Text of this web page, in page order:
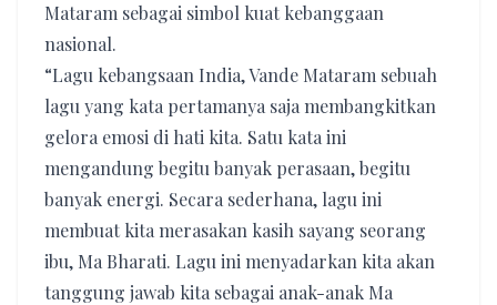
Mataram sebagai simbol kuat kebanggaan
nasional.
“Lagu kebangsaan India, Vande Mataram sebuah
lagu yang kata pertamanya saja membangkitkan
gelora emosi di hati kita. Satu kata ini
mengandung begitu banyak perasaan, begitu
banyak energi. Secara sederhana, lagu ini
membuat kita merasakan kasih sayang seorang
ibu, Ma Bharati. Lagu ini menyadarkan kita akan
tanggung jawab kita sebagai anak-anak Ma